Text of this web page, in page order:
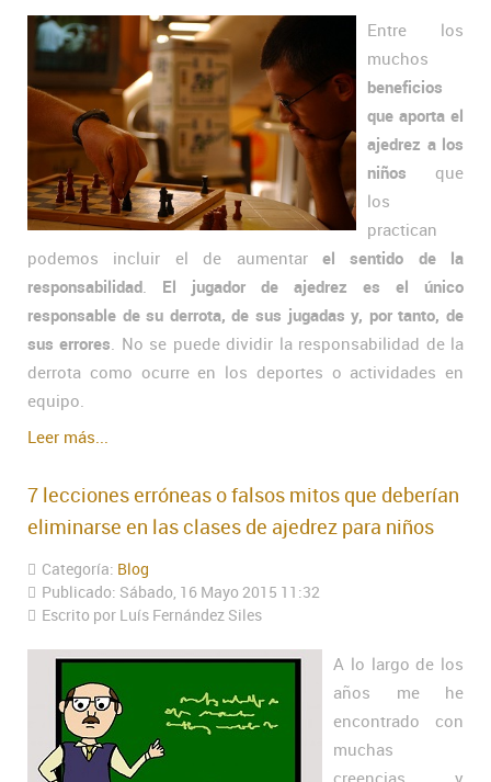
Entre los
muchos
beneficios
que aporta el
ajedrez a los
niños que
los
practican
podemos incluir el de aumentar el sentido de la
responsabilidad
El jugador de ajedrez es el único
responsable de su derrota, de sus jugadas y, por tanto, de
sus errores . No se puede dividir la responsabilidad de la
derrota como ocurre en los deportes o actividades en
equipo.
Leer más...
7 lecciones erróneas o falsos mitos que deberían
eliminarse en las clases de ajedrez para niños
Categoría: Blog
Publicado: Sábado, 16 Mayo 2015 11:32
Escrito por Luís Fernández Siles
A lo largo de los
años me he
encontrado con
muchas
creencias y